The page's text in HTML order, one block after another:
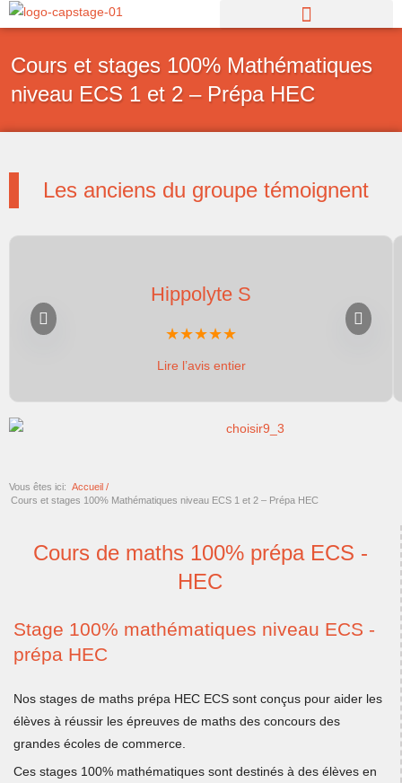
Aller
au
contenu
Cours et stages 100% Mathématiques
niveau ECS 1 et 2 – Prépa HEC
Les anciens du groupe témoignent
Hippolyte S
Lire l’avis entier
Vous êtes ici: Accueil /
Cours et stages 100% Mathématiques niveau ECS 1 et 2 – Prépa HEC
Cours de maths 100% prépa ECS -
HEC
Stage 100% mathématiques niveau ECS -
prépa HEC
Nos stages de maths prépa HEC ECS sont conçus pour aider les
élèves à réussir les épreuves de maths des concours des
grandes écoles de commerce.
Ces stages 100% mathématiques sont destinés à des élèves en